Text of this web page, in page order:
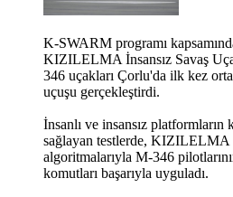
K-SWARM programı
KIZILELMA İnsansız Savaş
346 uçakları Çorlu'da ilk kez
uçuşu gerçekleştirdi.
İnsanlı ve insansız platformların
sağlayan testlerde, KIZILELMA
algoritmalarıyla M-346
komutları başarıyla uyguladı.